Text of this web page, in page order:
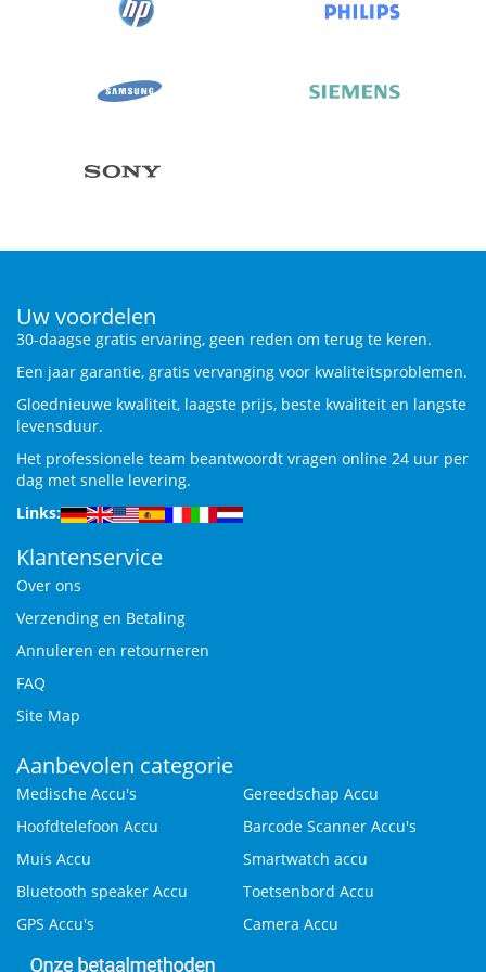
Uw voordelen
30-daagse gratis ervaring, geen reden om terug te keren.
Een jaar garantie, gratis vervanging voor kwaliteitsproblemen.
Gloednieuwe kwaliteit, laagste prijs, beste kwaliteit en langste
levensduur.
Het professionele team beantwoordt vragen online 24 uur per
dag met snelle levering.
Links:
Klantenservice
Over ons
Verzending en Betaling
Annuleren en retourneren
FAQ
Site Map
Aanbevolen categorie
Medische Accu's
Gereedschap Accu
Hoofdtelefoon Accu
Barcode Scanner Accu's
Muis Accu
Smartwatch accu
Bluetooth speaker Accu
Toetsenbord Accu
GPS Accu's
Camera Accu